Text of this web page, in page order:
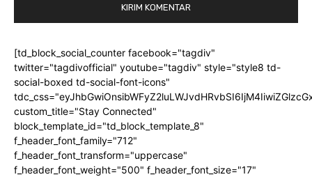
[td_block_social_counter facebook="tagdiv"
twitter="tagdivofficial" youtube="tagdiv" style="style8 td-
social-boxed td-social-font-icons"
custom_title="Stay Connected"
block_template_id="td_block_template_8"
f_header_font_family="712"
f_header_font_transform="uppercase"
f_header_font_weight="500" f_header_font_size="17"